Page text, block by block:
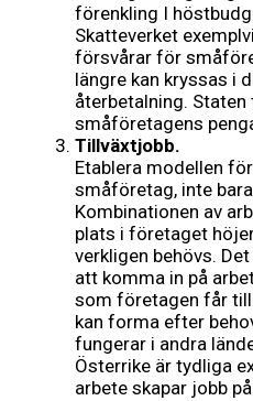
förenkling I
Skatteverket
försvårar för
längre kan kryssas i
återbetalning.
småföretagens
Tillväxtjobb.
Etablera modellen
småföretag, inte
Kombinationen av
plats i företaget
verkligen behövs.
att komma in på
som företagen får
kan forma efter
fungerar i andra
Österrike är tydliga
arbete skapar jobb